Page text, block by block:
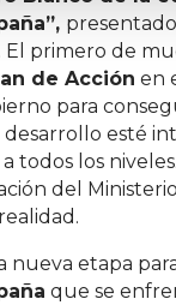
primero de
de Acción en
para
esté
todos los
del
nueva etapa
que se